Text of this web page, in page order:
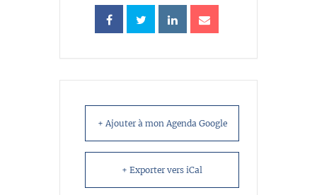
+ Ajouter à mon Agenda Google
+ Exporter vers iCal